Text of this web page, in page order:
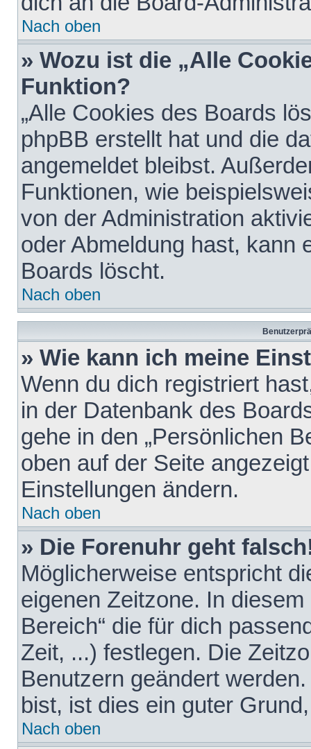
Nach oben
» Wozu ist die „Alle
Funktion?
„Alle Cookies des Boards
phpBB erstellt hat und die
angemeldet bleibst.
Funktionen, wie
von der Administration
oder Abmeldung hast, kann
Boards löscht.
Nach oben
» Wie kann ich meine
Wenn du dich registriert
in der Datenbank des
gehe in den „Persönlichen
oben auf der Seite
Einstellungen ändern.
Nach oben
» Die Forenuhr geht
Möglicherweise entspricht
eigenen Zeitzone. In
Bereich“ die für dich
Zeit, ...) festlegen. Die
Benutzern geändert
bist, ist dies ein guter
Nach oben